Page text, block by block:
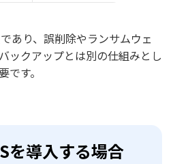
あり、誤削除やランサムウェ
ックアップとは別の仕組みとし
す。
を導入する場合